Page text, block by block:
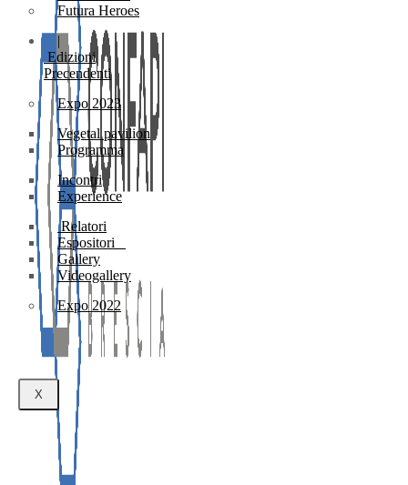
Futura Heroes
|
Edizioni
Precendenti
Expo 2023
Vegetal pavilion
Programma
Incontri
Experience
Relatori
Espositori
Gallery
Videogallery
Expo 2022
X